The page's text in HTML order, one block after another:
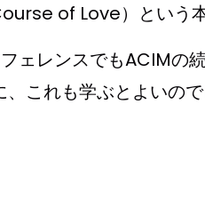
of Love）という
ェレンスでもACIMの
、これも学ぶとよいの